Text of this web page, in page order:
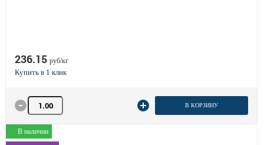
236.15 руб/кг
Количество товара В КОРЗИНУ
В наличии